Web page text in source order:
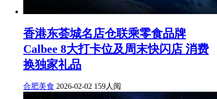
香港东荟城名店仓联乘零食品牌
Calbee 8大打卡位及周末快闪店 消费
换独家礼品
合肥美食 2026-02-02 159人阅